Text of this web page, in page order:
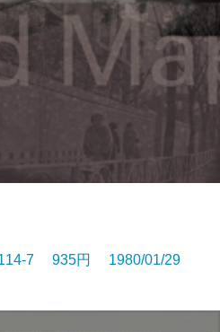
7 935円 1980/01/29